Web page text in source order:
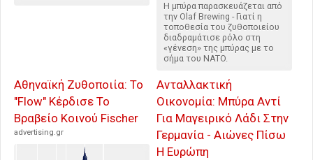
Η μπύρα παρασκευάζεται από
την Olaf Brewing - Γιατί η
τοποθεσία του ζυθοποιείου
διαδραμάτισε ρόλο στη
«γένεση» της μπύρας με το
σήμα του NATO.
Αθηναϊκή Ζυθοποιία: Το
"Flow" Κέρδισε Το
Βραβείο Κοινού Fischer
advertising.gr
Ανταλλακτική
Οικονομία: Μπύρα Αντί
Για Μαγειρικό Λάδι Στην
Γερμανία - Αιώνες Πίσω
Η Ευρώπη